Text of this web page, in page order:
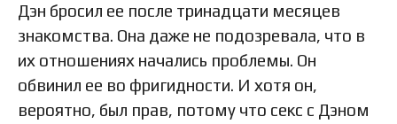
Дэн бросил ее после тринадцати месяцев
знакомства. Она даже не подозревала, что в
их отношениях начались проблемы. Он
обвинил ее во фригидности. И хотя он,
вероятно, был прав, потому что секс с Дэном